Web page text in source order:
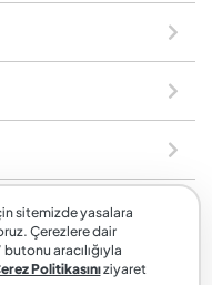
VE REASÜRANS
sitemizde yasalara
Çerezlere dair
aracılığıyla
Politikasınıziyaret